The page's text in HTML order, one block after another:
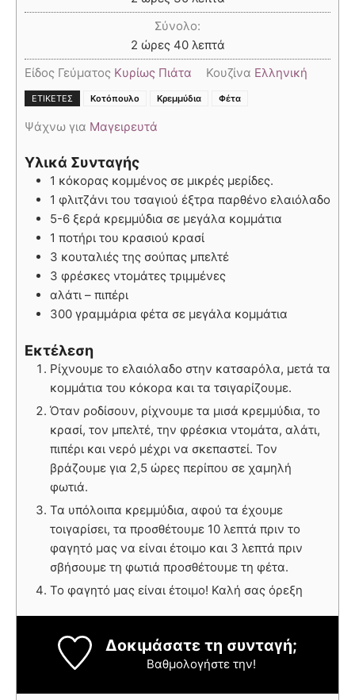
Σύνολο:
2 ώρες 40 λεπτά
Είδος Γεύματος Κυρίως Πιάτα Κουζίνα Ελληνική
ΕΤΙΚΈΤΕΣ Κοτόπουλο Κρεμμύδια Φέτα
Ψάχνω για Μαγειρευτά
Υλικά Συνταγής
1 κόκορας κομμένος σε μικρές μερίδες.
1 φλιτζάνι του τσαγιού έξτρα παρθένο ελαιόλαδο
5-6 ξερά κρεμμύδια σε μεγάλα κομμάτια
1 ποτήρι του κρασιού κρασί
3 κουταλιές της σούπας μπελτέ
3 φρέσκες ντομάτες τριμμένες
αλάτι – πιπέρι
300 γραμμάρια φέτα σε μεγάλα κομμάτια
Εκτέλεση
Ρίχνουμε το ελαιόλαδο στην κατσαρόλα, μετά τα
κομμάτια του κόκορα και τα τσιγαρίζουμε.
Όταν ροδίσουν, ρίχνουμε τα μισά κρεμμύδια, το
κρασί, τον μπελτέ, την φρέσκια ντομάτα, αλάτι,
πιπέρι και νερό μέχρι να σκεπαστεί. Τον
βράζουμε για 2,5 ώρες περίπου σε χαμηλή
φωτιά.
Τα υπόλοιπα κρεμμύδια, αφού τα έχουμε
τοιγαρίσει, τα προσθέτουμε 10 λεπτά πριν το
φαγητό μας να είναι έτοιμο και 3 λεπτά πριν
σβήσουμε τη φωτιά προσθέτουμε τη φέτα.
Το φαγητό μας είναι έτοιμο! Καλή σας όρεξη
Δοκιμάσατε τη συνταγή;
Βαθμολογήστε την!